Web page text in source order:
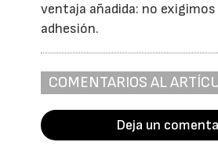
ventaja añadida: no
adhesión.
COMENTARIOS AL
Deja un